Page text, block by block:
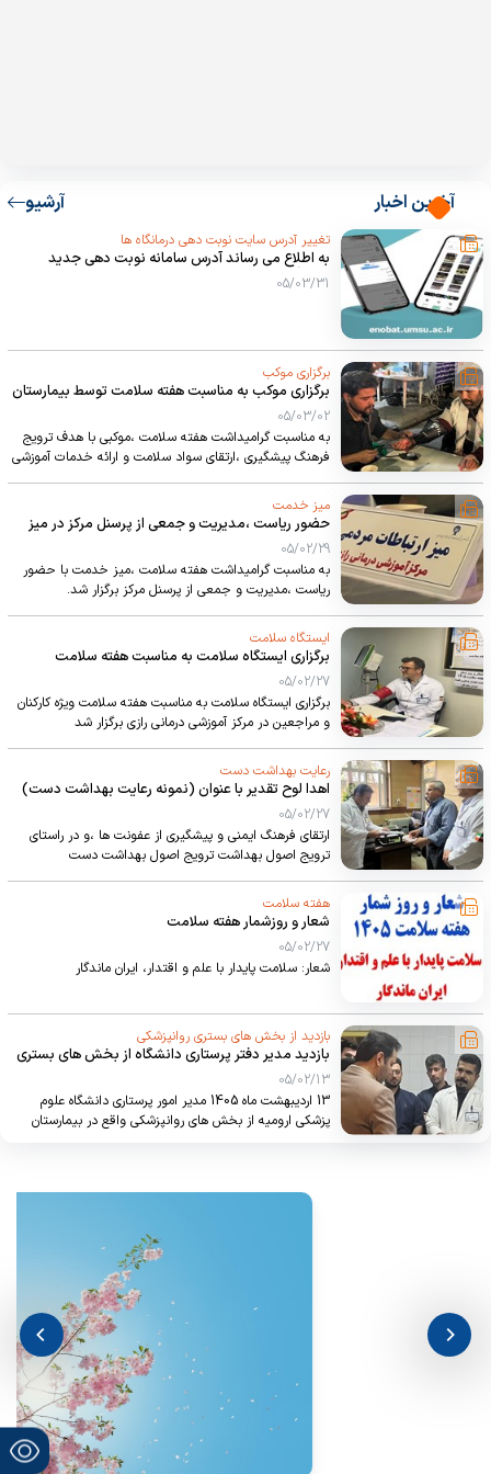
آخرین اخبار آرشیو
تغییر آدرس سایت نوبت دهی درمانگاه ها
به اطلاع می رساند آدرس سامانه نوبت دهی جدید
باشد.
05/03/31
برگزاری موکب
برگزاری موکب به مناسبت هفته سلامت توسط بیمارستان
05/03/02
به مناسبت گرامیداشت هفته سلامت ،موکبی با هدف ترویج
فرهنگ پیشگیری ،ارتقای سواد سلامت و ارائه خدمات آموزشی
درمانی رازی برگزار شد
میز خدمت
حضور ریاست ،مدیریت و جمعی از پرسنل مرکز در میز
خدمت شبانه دانشگاه علوم پزشکی
05/02/29
به مناسبت گرامیداشت هفته سلامت ،میز خدمت با حضور
ریاست ،مدیریت و جمعی از پرسنل مرکز برگزار شد.
ایستگاه سلامت
برگزاری ایستگاه سلامت به مناسبت هفته سلامت
05/02/27
برگزاری ایستگاه سلامت به مناسبت هفته سلامت ویژه کارکنان
و مراجعین در مرکز آموزشی درمانی رازی برگزار شد
رعایت بهداشت دست
اهدا لوح تقدیر با عنوان (نمونه رعایت بهداشت دست)
05/02/27
ارتقای فرهنگ ایمنی و پیشگیری از عفونت ها ،و در راستای
ترویج اصول بهداشت ترویج اصول بهداشت دست
هفته سلامت
شعار و روزشمار هفته سلامت
05/02/27
شعار: سلامت پایدار با علم و اقتدار، ایران ماندگار
بازدید از بخش های بستری روانپزشکی
بازدید مدیر دفتر پرستاری دانشگاه از بخش های بستری
روانپزشکی
05/02/13
13 اردیبهشت ماه 1405 مدیر امور پرستاری دانشگاه علوم
پزشکی ارومیه از بخش های روانپزشکی واقع در بیمارستان